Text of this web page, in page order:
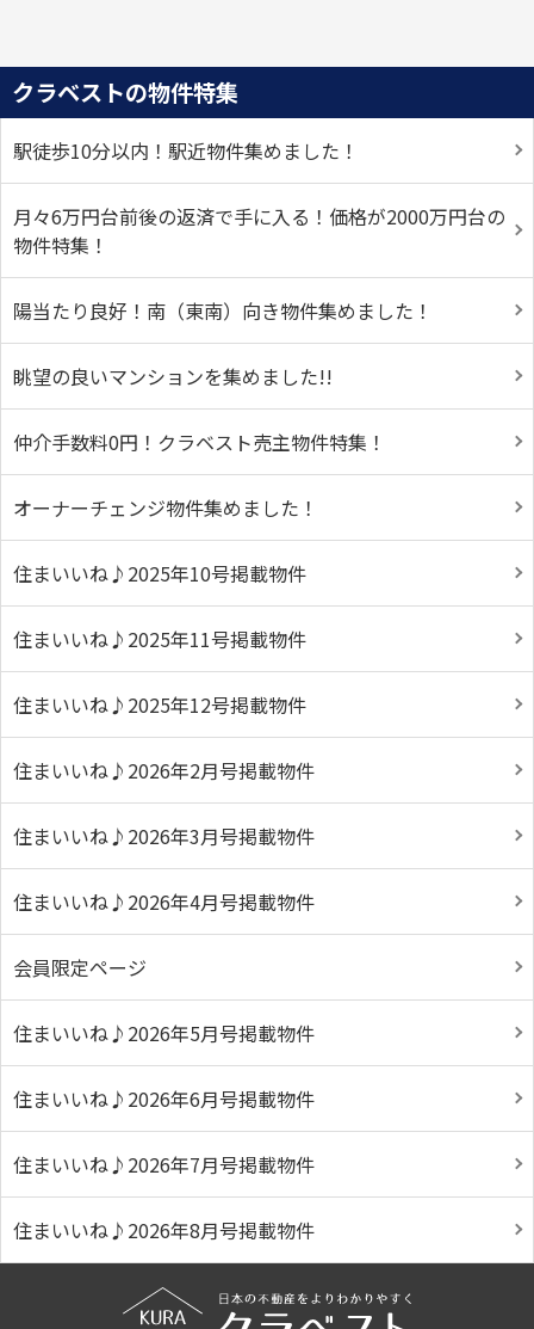
クラベストの物件特集
駅徒歩10分以内！駅近物件集めました！
月々6万円台前後の返済で手に入る！価格が2000万円台の
物件特集！
陽当たり良好！南（東南）向き物件集めました！
眺望の良いマンションを集めました!!
仲介手数料0円！クラベスト売主物件特集！
オーナーチェンジ物件集めました！
住まいいね♪2025年10号掲載物件
住まいいね♪2025年11号掲載物件
住まいいね♪2025年12号掲載物件
住まいいね♪2026年2月号掲載物件
住まいいね♪2026年3月号掲載物件
住まいいね♪2026年4月号掲載物件
会員限定ページ
住まいいね♪2026年5月号掲載物件
住まいいね♪2026年6月号掲載物件
住まいいね♪2026年7月号掲載物件
住まいいね♪2026年8月号掲載物件